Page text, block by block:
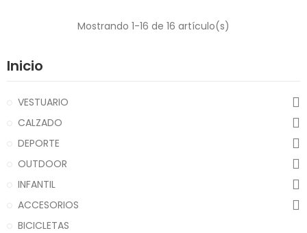
Mostrando 1-16 de 16 artículo(s)
Inicio
VESTUARIO
CALZADO
DEPORTE
OUTDOOR
INFANTIL
ACCESORIOS
BICICLETAS